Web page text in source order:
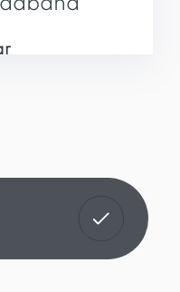
Anladım!